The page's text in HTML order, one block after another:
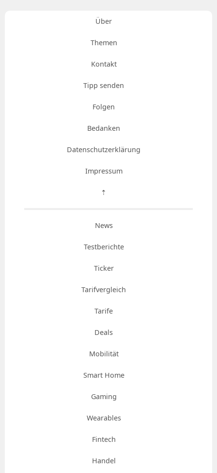
Über
Themen
Kontakt
Tipp senden
Folgen
Bedanken
Datenschutzerklärung
Impressum
⇡
News
Testberichte
Ticker
Tarifvergleich
Tarife
Deals
Mobilität
Smart Home
Gaming
Wearables
Fintech
Handel